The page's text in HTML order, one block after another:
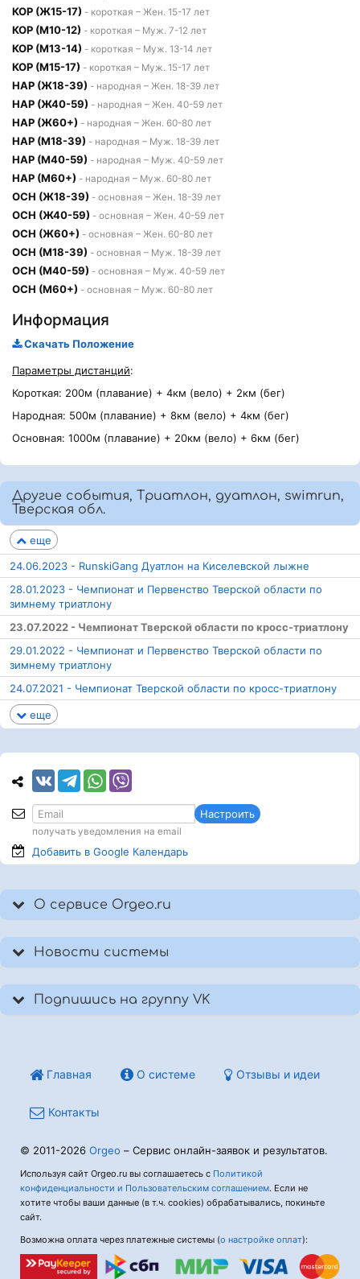
КОР (Ж15-17) - короткая – Жен. 15-17 лет
КОР (М10-12) - короткая – Муж. 7-12 лет
КОР (М13-14) - короткая – Муж. 13-14 лет
КОР (М15-17) - короткая – Муж. 15-17 лет
НАР (Ж18-39) - народная – Жен. 18-39 лет
НАР (Ж40-59) - народная – Жен. 40-59 лет
НАР (Ж60+) - народная – Жен. 60-80 лет
НАР (М18-39) - народная – Муж. 18-39 лет
НАР (М40-59) - народная – Муж. 40-59 лет
НАР (М60+) - народная – Муж. 60-80 лет
ОСН (Ж18-39) - основная – Жен. 18-39 лет
ОСН (Ж40-59) - основная – Жен. 40-59 лет
ОСН (Ж60+) - основная – Жен. 60-80 лет
ОСН (М18-39) - основная – Муж. 18-39 лет
ОСН (М40-59) - основная – Муж. 40-59 лет
ОСН (М60+) - основная – Муж. 60-80 лет
Информация
Скачать Положение
Параметры дистанций:
Короткая: 200м (плавание) + 4км (вело) + 2км (бег)
Народная: 500м (плавание) + 8км (вело) + 4км (бег)
Основная: 1000м (плавание) + 20км (вело) + 6км (бег)
Другие события, Триатлон, дуатлон, swimrun,
Тверская обл.
еще
24.06.2023 - RunskiGang Дуатлон на Киселевской лыжне
28.01.2023 - Чемпионат и Первенство Тверской области по
зимнему триатлону
23.07.2022 - Чемпионат Тверской области по кросс-триатлону
29.01.2022 - Чемпионат и Первенство Тверской области по
зимнему триатлону
24.07.2021 - Чемпионат Тверской области по кросс-триатлону
еще
Настроить
получать уведомления на email
Добавить в Google Календарь
О сервисе Orgeo.ru
Новости системы
Подпишись на группу VK
Главная О системе Отзывы и идеи
Контакты
© 2011-2026 Orgeo – Сервис онлайн-заявок и результатов.
Используя сайт Orgeo.ru вы соглашаетесь с Политикой
конфиденциальности и Пользовательским соглашением. Если не
хотите чтобы ваши данные (в т.ч. cookies) обрабатывались, покиньте
сайт.
Возможна оплата через платежные системы (о настройке оплат):